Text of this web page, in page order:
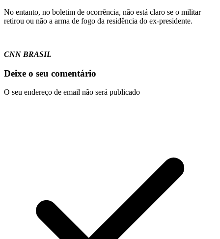
No entanto, no boletim de ocorrência, não está claro se o militar
retirou ou não a arma de fogo da residência do ex-presidente.
CNN BRASIL
Deixe o seu comentário
O seu endereço de email não será publicado